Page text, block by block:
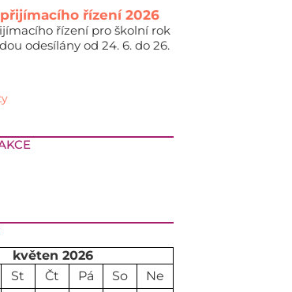
řízení 2026
řízení pro školní rok
odesílány od 24. 6. do 26.
květen 2026
St Čt Pá So
Ne